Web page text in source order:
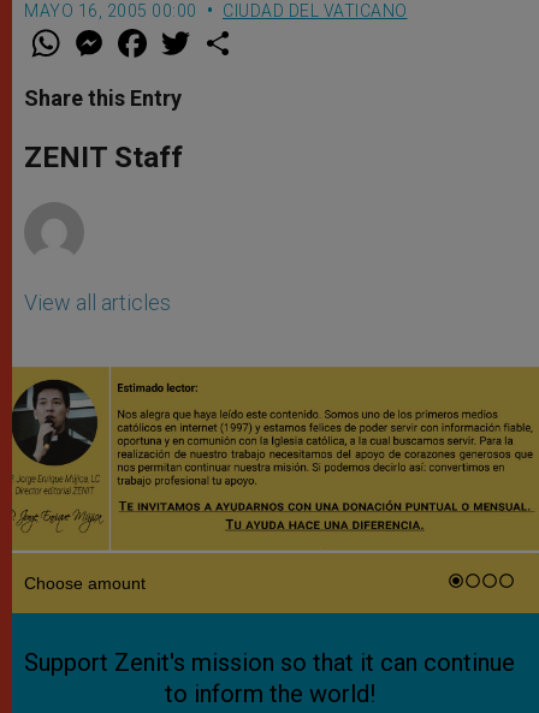
MAYO 16, 2005 00:00 CIUDAD DEL VATICANO
W
t
s
p
p
M
e
s
e
g
e
F
a
e
b
o
k
w
Share this Entry
ZENIT Staff
View all articles